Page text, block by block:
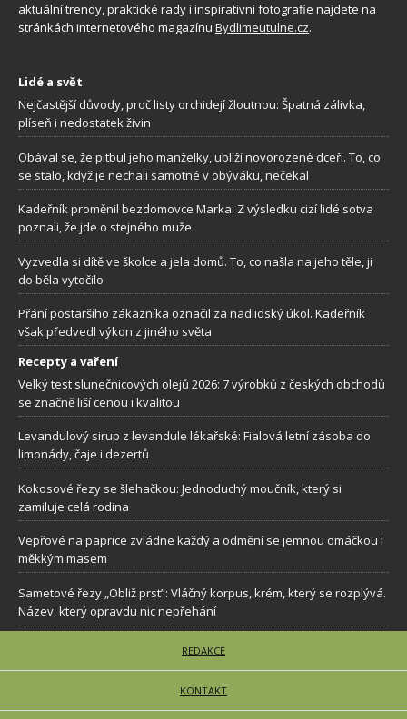
aktuální trendy, praktické rady i inspirativní fotografie najdete na
stránkách internetového magazínu Bydlimeutulne.cz.
Lidé a svět
Nejčastější důvody, proč listy orchidejí žloutnou: Špatná zálivka,
plíseň i nedostatek živin
Obával se, že pitbul jeho manželky, ublíží novorozené dceři. To, co
se stalo, když je nechali samotné v obýváku, nečekal
Kadeřník proměnil bezdomovce Marka: Z výsledku cizí lidé sotva
poznali, že jde o stejného muže
Vyzvedla si dítě ve školce a jela domů. To, co našla na jeho těle, ji
do běla vytočilo
Přání postaršího zákazníka označil za nadlidský úkol. Kadeřník
však předvedl výkon z jiného světa
Recepty a vaření
Velký test slunečnicových olejů 2026: 7 výrobků z českých obchodů
se značně liší cenou i kvalitou
Levandulový sirup z levandule lékařské: Fialová letní zásoba do
limonády, čaje i dezertů
Kokosové řezy se šlehačkou: Jednoduchý moučník, který si
zamiluje celá rodina
Vepřové na paprice zvládne každý a odmění se jemnou omáčkou i
měkkým masem
Sametové řezy „Obliž prst”: Vláčný korpus, krém, který se rozplývá.
Název, který opravdu nic nepřehání
REDAKCE
KONTAKT